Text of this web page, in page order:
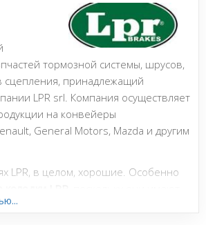
тормозной системы, шрусов,
сцепления, принадлежащий
LPR srl. Компания осуществляет
на конвейеры
General Motors, Mazda и другим
LPR, в целом, хорошие. Особенно
момент, низкую шумность,